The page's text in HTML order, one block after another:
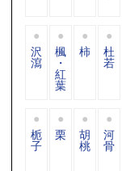
沢
瀉
楓
・
紅
葉
柿 杜
若
栀
子
栗 胡
桃
河
骨